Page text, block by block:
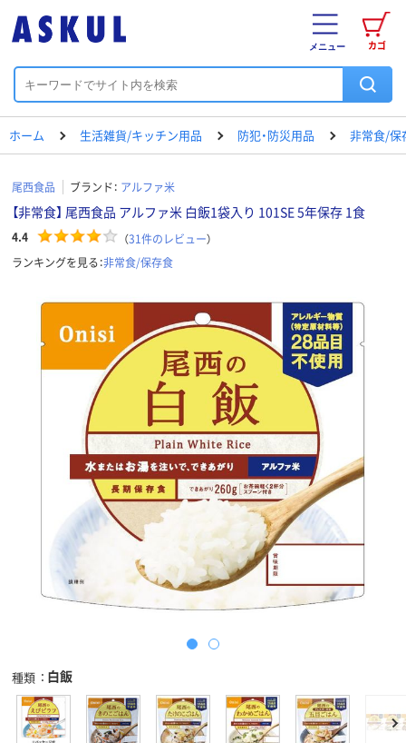
カゴ
メニュー
ホーム 生活雑貨/キッチン用品 防犯・防災用品 非常食/保
尾西食品 ブランド： アルファ米
【非常食】 尾西食品 アルファ米 白飯1袋入り 101SE 5年保存 1食
4.4 （31件のレビュー）
ランキングを見る：非常食/保存食
種類 白飯